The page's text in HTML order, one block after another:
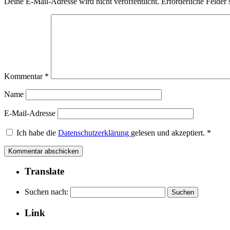
Kommentar *
Name
E-Mail-Adresse
Ich habe die Datenschutzerklärung gelesen und akzeptiert. *
Translate
Suchen nach:
Link